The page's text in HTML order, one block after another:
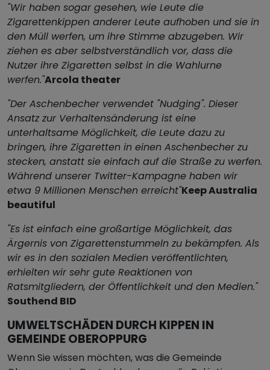
"Wir haben sogar gesehen, wie Leute die
Zigarettenkippen anderer Leute aufhoben und sie in
den Müll werfen, um ihre Stimme abzugeben. Wir
ziehen es aber selbstverständlich vor, dass die
Nutzer ihre Zigaretten selbst in die Wahlurne
werfen."Arcola theater
"Der Aschenbecher verwendet "Nudging". Dieser
Ansatz zur Verhaltensänderung ist eine
unterhaltsame Möglichkeit, die Leute dazu zu
bringen, ihre Zigaretten in einen Aschenbecher zu
stecken, anstatt sie einfach auf die Straße zu werfen.
Während unserer Twitter-Kampagne haben wir
etwa 9 Millionen Menschen erreicht"Keep Australia
beautiful
"Es ist einfach eine großartige Möglichkeit, das
Ärgernis von Zigarettenstummeln zu bekämpfen. Als
wir es in den sozialen Medien veröffentlichten,
erhielten wir sehr gute Reaktionen von
Ratsmitgliedern, der Öffentlichkeit und den Medien."
Southend BID
UMWELTSCHÄDEN DURCH KIPPEN IN
GEMEINDE OBEROPPURG
Wenn Sie wissen möchten, was die Gemeinde